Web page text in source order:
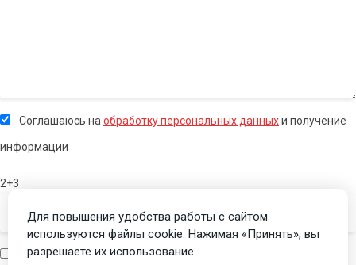
Соглашаюсь на обработку персональных данныхи получение
информации
2+3
Я человек
Для повышения удобства работы с сайтом
используются файлы cookie. Нажимая «Принять», вы
разрешаете их использование.